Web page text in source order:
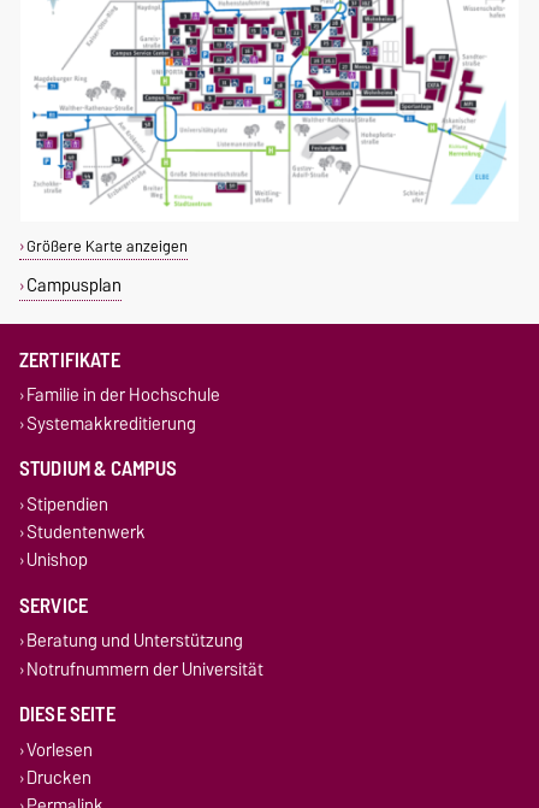
Größere Karte anzeigen
Campusplan
ZERTIFIKATE
Familie in der Hochschule
Systemakkreditierung
STUDIUM & CAMPUS
Stipendien
Studentenwerk
Unishop
SERVICE
Beratung und Unterstützung
Notrufnummern der Universität
DIESE SEITE
Vorlesen
Drucken